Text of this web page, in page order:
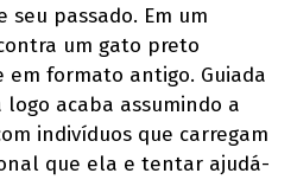
seu passado. Em um
um gato preto
formato antigo. Guiada
acaba assumindo a
indivíduos que carregam
que ela e tentar ajudá-